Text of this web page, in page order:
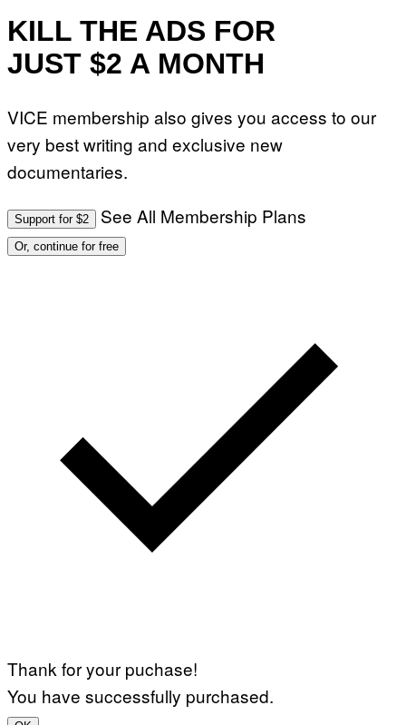
KILL THE ADS FOR
JUST $2 A MONTH
VICE membership also gives you access to our
very best writing and exclusive new
documentaries.
Support for $2 See All Membership Plans
Or, continue for free
Thank for your puchase!
You have successfully purchased.